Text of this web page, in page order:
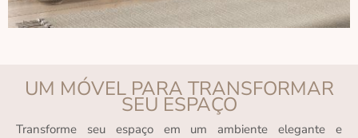
UM MÓVEL PARA TRANSFORMAR
SEU ESPAÇO
Transforme seu espaço em um ambiente elegante e